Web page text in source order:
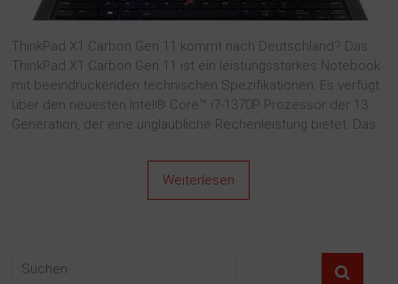
ThinkPad X1 Carbon Gen 11 kommt nach Deutschland? Das
ThinkPad X1 Carbon Gen 11 ist ein leistungsstarkes Notebook
mit beeindruckenden technischen Spezifikationen. Es verfügt
über den neuesten Intel® Core™ i7-1370P Prozessor der 13.
Generation, der eine unglaubliche Rechenleistung bietet. Das
Weiterlesen